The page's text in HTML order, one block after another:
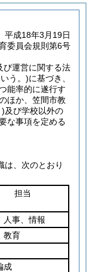
平成18年3月19日
委員会規則第6号
び運営に関する法
う。)に基づき、
能率的に遂行す
ほか、笠間市教
)及び学校以外の
な事項を定める
は、次のとおり
担当
人事、情報
教育
成